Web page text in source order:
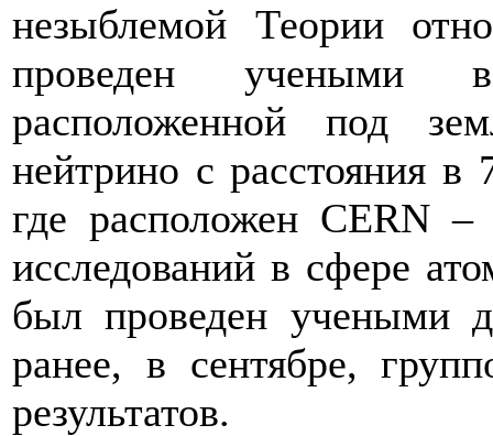
незыблемой Теории
проведен учеными в
расположенной под
нейтрино с расстояния
где расположен CERN
исследований в сфере
был проведен учеными
ранее, в сентябре,
результатов.